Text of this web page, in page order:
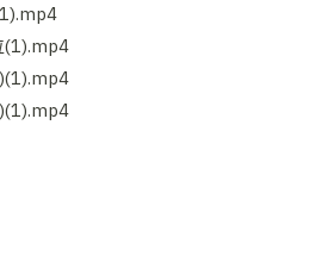
(1).mp4